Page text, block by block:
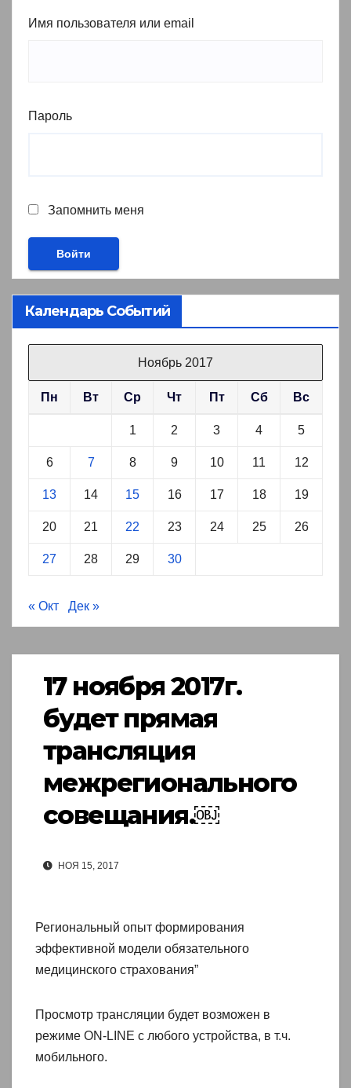
Имя пользователя или email
Пароль
Запомнить меня
Календарь Событий
Ноябрь 2017
Пн Вт Ср Чт Пт Сб Вс
1 2 3 4 5
6 7 8 9 10 11 12
13 14 15 16 17 18 19
20 21 22 23 24 25 26
27 28 29 30
« Окт Дек »
17 ноября 2017г.
будет прямая
трансляция
межрегионального
совещания.￼
НОЯ 15, 2017
Региональный опыт формирования
эффективной модели обязательного
медицинского страхования”
Просмотр трансляции будет возможен в
режиме ON-LINE с любого устройства, в т.ч.
мобильного.